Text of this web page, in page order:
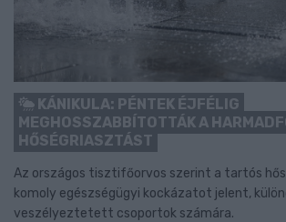
KÁNIKULA: PÉNTEK ÉJFÉLIG
MEGHOSSZABBÍTOTTÁK A
HŐSÉGRIASZTÁST
Az országos tisztifőorvos szerint a tartós
komoly egészségügyi kockázatot jelent,
veszélyeztetett csoportok számára.